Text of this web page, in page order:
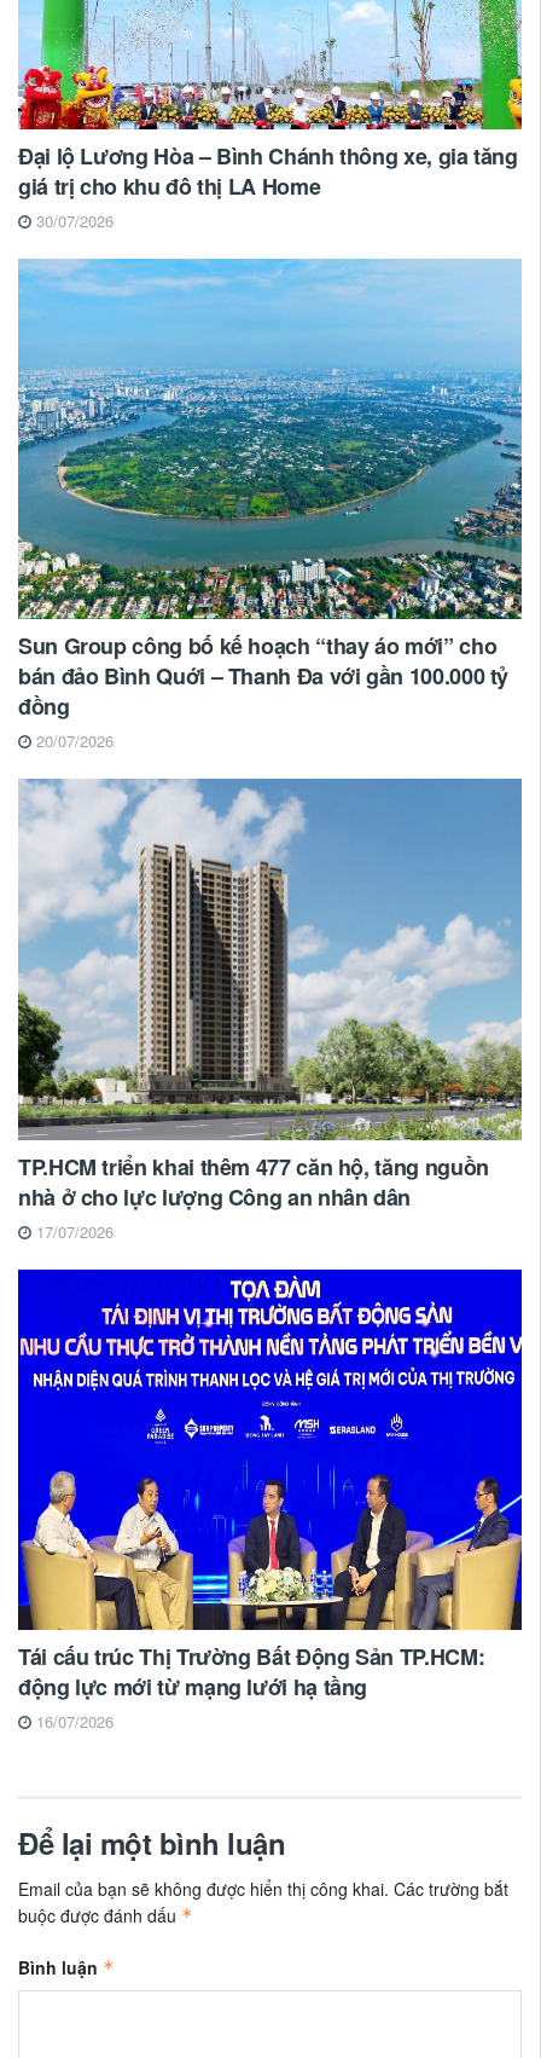
Đại lộ Lương Hòa – Bình Chánh thông xe, gia tăng
giá trị cho khu đô thị LA Home
30/07/2026
Sun Group công bố kế hoạch “thay áo mới” cho
bán đảo Bình Quới – Thanh Đa với gần 100.000 tỷ
đồng
20/07/2026
TP.HCM triển khai thêm 477 căn hộ, tăng nguồn
nhà ở cho lực lượng Công an nhân dân
17/07/2026
Tái cấu trúc Thị Trường Bất Động Sản TP.HCM:
động lực mới từ mạng lưới hạ tầng
16/07/2026
Để lại một bình luận
Email của bạn sẽ không được hiển thị công khai. Các trường bắt
buộc được đánh dấu *
Bình luận *